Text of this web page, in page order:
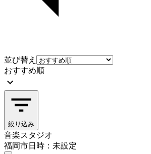
並び替え
おすすめ順
絞り込み
音楽スタジオ
福岡市日時：未設定